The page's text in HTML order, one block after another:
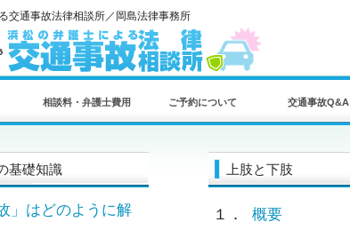
交通事故法律相談所／岡島法律事務所
相談料・弁護士費用 ご予約について 交通事故Q&A
上肢と下肢
１． 概要
基礎知識
」はどのように解